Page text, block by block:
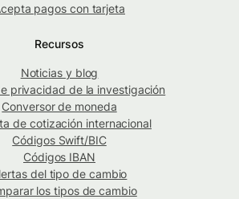
pagos con tarjeta
Recursos
Noticias y blog
privacidad de la investigación
Conversor de moneda
de cotización internacional
Códigos Swift/BIC
Códigos IBAN
del tipo de cambio
los tipos de cambio